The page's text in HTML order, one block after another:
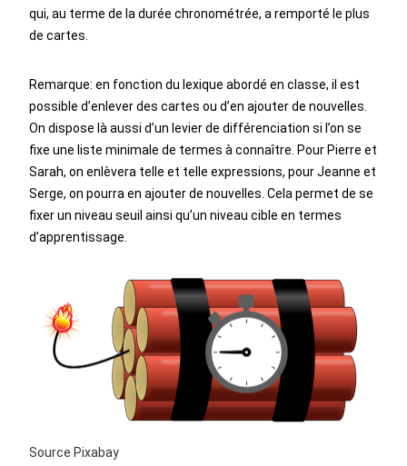
qui, au terme de la durée chronométrée, a remporté le plus
de cartes.
Remarque: en fonction du lexique abordé en classe, il est
possible d’enlever des cartes ou d’en ajouter de nouvelles.
On dispose là aussi d’un levier de différenciation si l’on se
fixe une liste minimale de termes à connaître. Pour Pierre et
Sarah, on enlèvera telle et telle expressions, pour Jeanne et
Serge, on pourra en ajouter de nouvelles. Cela permet de se
fixer un niveau seuil ainsi qu’un niveau cible en termes
d’apprentissage.
Source Pixabay